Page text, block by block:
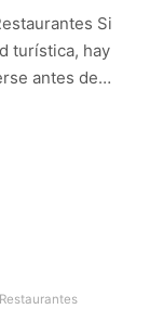
Si
turística, hay
antes de…
Restaurantes